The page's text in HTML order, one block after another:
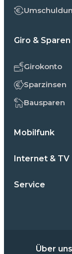
Giro & Sparen
Girokonto
Sparzinsen
Bausparen
Mobilfunk
Internet & TV
Service
Über uns